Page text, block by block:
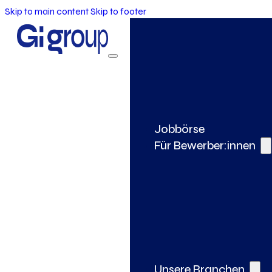
Skip to main contentSkip to footer
Jobbörse
Für Bewerber:innen